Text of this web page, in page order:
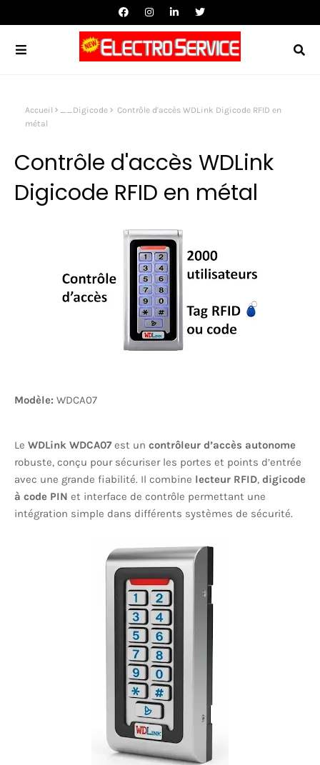
Accueil __Digicode
Contrôle d'accès WDLink Digicode RFID en
métal
Contrôle d'accès WDLink
Digicode RFID en métal
Modèle: WDCA07
Le WDLink WDCA07est un contrôleur d’accès autonome
robuste, conçu pour sécuriser les portes et points d’entrée
avec une grande fiabilité. Il combine lecteur RFID, digicode
à code PIN et interface de contrôle permettant une
intégration simple dans différents systèmes de sécurité.